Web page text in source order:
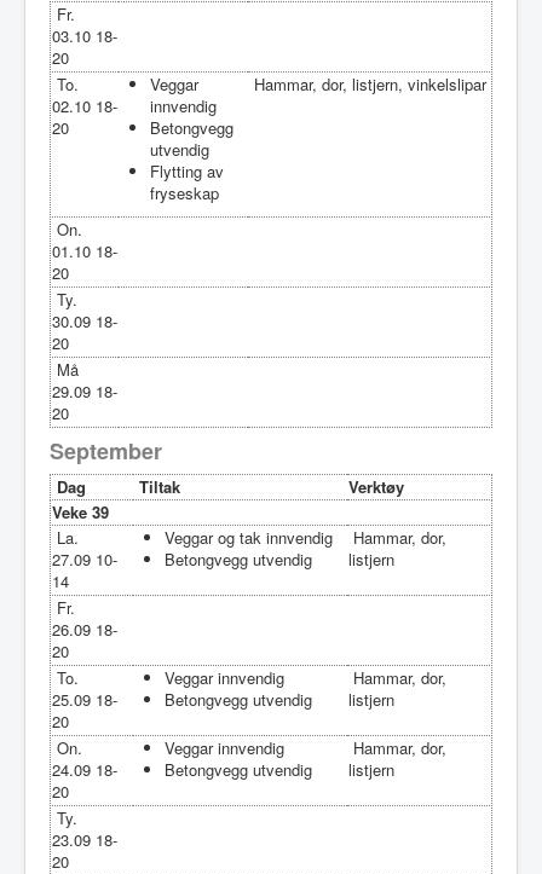
Fr.
03.10 18-
20
To.
02.10 18-
20
Veggar
innvendig
Betongvegg
utvendig
Flytting av
fryseskap
Hammar, dor, listjern, vinkelslipar
On.
01.10 18-
20
Ty.
30.09 18-
20
Må
29.09 18-
20
September
Dag Tiltak
Verktøy
Veke 39
La.
27.09 10-
14
Veggar og tak innvendig
Betongvegg utvendig
Hammar, dor,
listjern
Fr.
26.09 18-
20
To.
25.09 18-
20
Veggar innvendig
Betongvegg utvendig
Hammar, dor,
listjern
On.
24.09 18-
20
Veggar innvendig
Betongvegg utvendig
Hammar, dor,
listjern
Ty.
23.09 18-
20